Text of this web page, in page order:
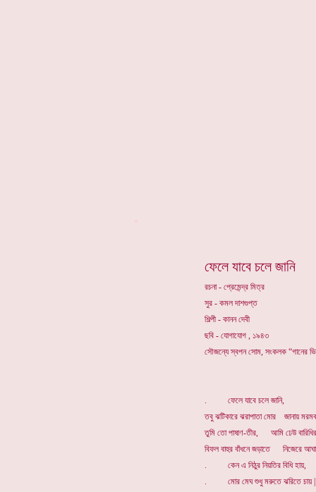
ফেলে যাবে চলে জানি
রচনা - প্রেমেন্দ্র মিত্র
সুর - কমল দাশগুপ্ত
শিল্পী - কানন দেবী
ছবি - যোগাযোগ , ১৯৪৩
সৌজন্যে স্বপন সোম, সংকলক “গানের
. ফেলে যাবে চলে জানি,
তবু ঝটিকারে ঝরাপাতা মোর জানায়
তুমি তো পাষাণ-তীর, আমি ঢেউ
বিফল বাহুর বাঁধনে জড়াতে নিজেরে
. কেন এ নিঠুর নিয়তির বিধি হায়,
. মোর মেঘ শুধু মরুতে ঝরিতে চায় |